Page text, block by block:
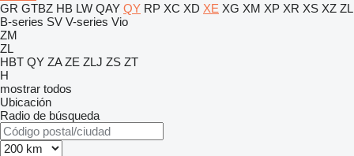
GR GTBZ HB LW QAY QY RP XC XD XE XG XM XP XR XS XZ ZL
B-series SV V-series Vio
ZM
ZL
HBT QY ZA ZE ZLJ ZS ZT
H
mostrar todos
Ubicación
Radio de búsqueda